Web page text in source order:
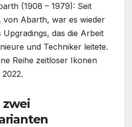
(1908 – 1979): Seit
von Abarth, war es wieder
das die Arbeit
und Techniker leitete.
Reihe zeitloser Ikonen
zwei